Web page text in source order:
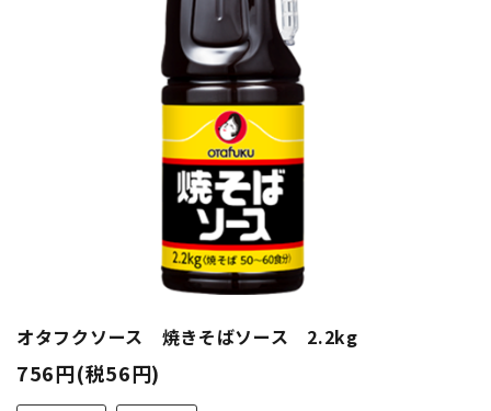
オタフクソース 焼きそばソース 2.2kg
756円(税56円)